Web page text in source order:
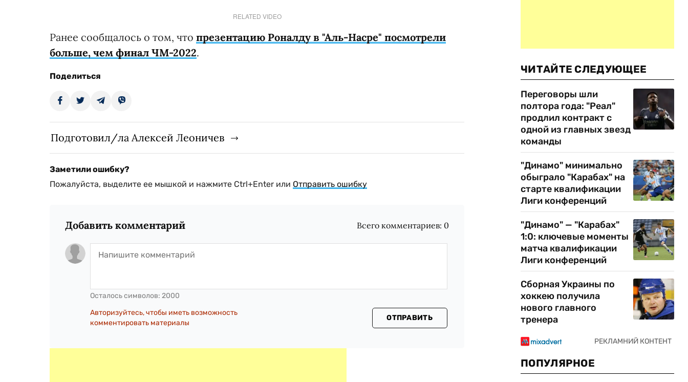
RELATED VIDEO
Ранее сообщалось о том, что презентацию Роналду в "Аль-Насре" посмотрели
больше, чем финал ЧМ-2022.
Поделиться
Подготовил/ла Алексей Леоничев
Заметили ошибку?
Пожалуйста, выделите ее мышкой и нажмите Ctrl+Enter или Отправить ошибку
Добавить комментарий Всего комментариев: 0
Осталось символов: 2000
Авторизуйтесь, чтобы иметь возможность
комментировать материалы
ОТПРАВИТЬ
ЧИТАЙТЕ СЛЕДУЮЩЕЕ
Переговоры шли
полтора года: "Реал"
продлил контракт с
одной из главных звезд
команды
"Динамо" минимально
обыграло "Карабах" на
старте квалификации
Лиги конференций
"Динамо" — "Карабах"
1:0: ключевые моменты
матча квалификации
Лиги конференций
Сборная Украины по
хоккею получила
нового главного
тренера
ПОПУЛЯРНОЕ